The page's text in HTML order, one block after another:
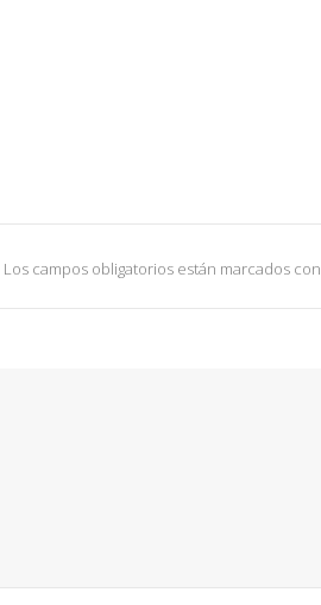
Los campos obligatorios están marcados con